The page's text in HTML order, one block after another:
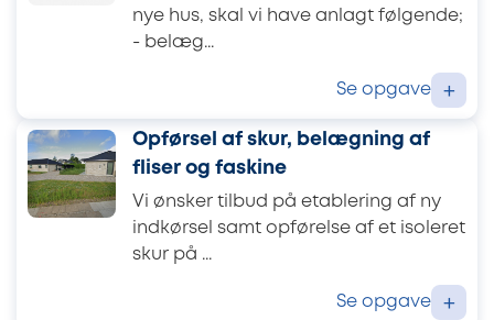
nye hus, skal vi have anlagt følgende;
- belæg...
Se opgave +
Opførsel af skur, belægning af
fliser og faskine
Vi ønsker tilbud på etablering af ny
indkørsel samt opførelse af et isoleret
skur på ...
Se opgave +